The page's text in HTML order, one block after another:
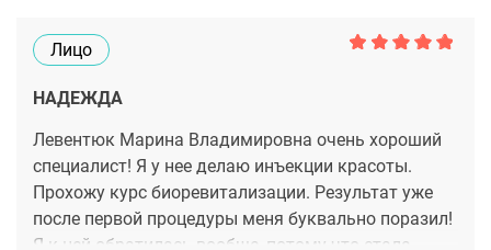
Лицо
НАДЕЖДА
Левентюк Марина Владимировна очень хороший
специалист! Я у нее делаю инъекции красоты.
Прохожу курс биоревитализации. Результат уже
после первой процедуры меня буквально поразил!
Я к ней обратилась вообще, потому что стала